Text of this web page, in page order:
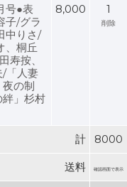
●表
子/グラ
中りさ/
、桐丘
寿按、
/「人妻
の制
」杉村
8,000 1
削除
計 8000
送料 確認画面で表示